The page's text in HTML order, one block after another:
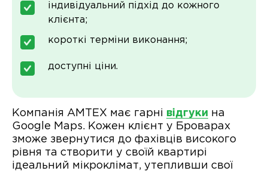
індивідуальний підхід до кожного
клієнта;
короткі терміни виконання;
доступні ціни.
Компанія АМТЕХ має гарні відгуки на
Google Maps. Кожен клієнт у Броварах
зможе звернутися до фахівців високого
рівня та створити у своїй квартирі
ідеальний мікроклімат, утепливши свої